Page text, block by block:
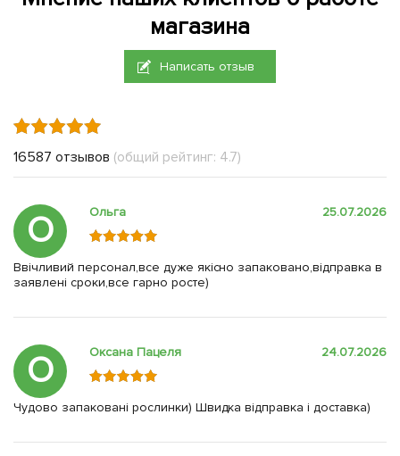
магазина
Написать отзыв
16587 отзывов (общий рейтинг: 4.7)
О Ольга 25.07.2026
Ввічливий персонал,все дуже якісно запаковано,відправка в
заявлені сроки,все гарно росте)
О Оксана Пацеля 24.07.2026
Чудово запаковані рослинки) Швидка відправка і доставка)